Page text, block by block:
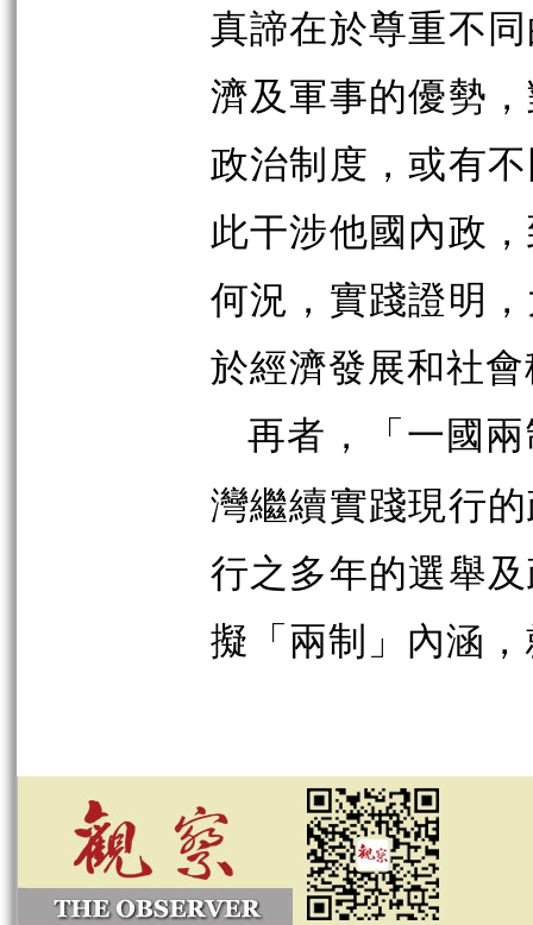
真諦在於尊重不
濟及軍事的優勢
政治制度，或有
此干涉他國內政
何況，實踐證明
於經濟發展和社
再者，「一國
灣繼續實踐現行
行之多年的選舉
擬「兩制」內涵